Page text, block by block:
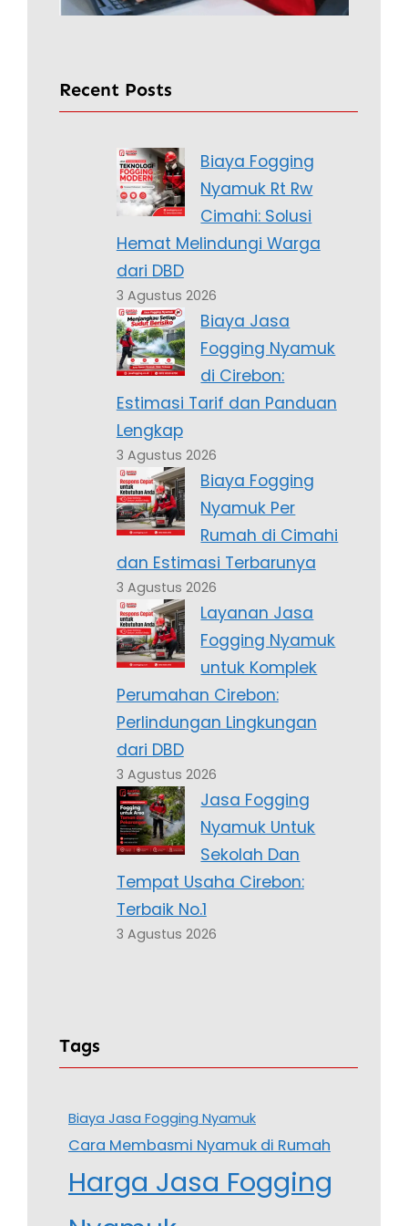
Recent Posts
Biaya Fogging
Nyamuk Rt Rw
Cimahi: Solusi
Hemat Melindungi Warga
dari DBD
3 Agustus 2026
Biaya Jasa
Fogging Nyamuk
di Cirebon:
Estimasi Tarif dan Panduan
Lengkap
3 Agustus 2026
Biaya Fogging
Nyamuk Per
Rumah di Cimahi
dan Estimasi Terbarunya
3 Agustus 2026
Layanan Jasa
Fogging Nyamuk
untuk Komplek
Perumahan Cirebon:
Perlindungan Lingkungan
dari DBD
3 Agustus 2026
Jasa Fogging
Nyamuk Untuk
Sekolah Dan
Tempat Usaha Cirebon:
Terbaik No.1
3 Agustus 2026
Tags
Biaya Jasa Fogging Nyamuk
Cara Membasmi Nyamuk di Rumah
Harga Jasa Fogging